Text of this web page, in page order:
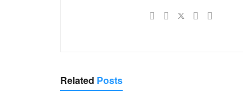
Related Posts